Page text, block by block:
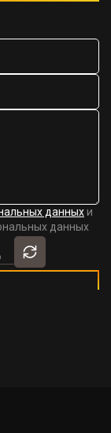
данныхи
данных